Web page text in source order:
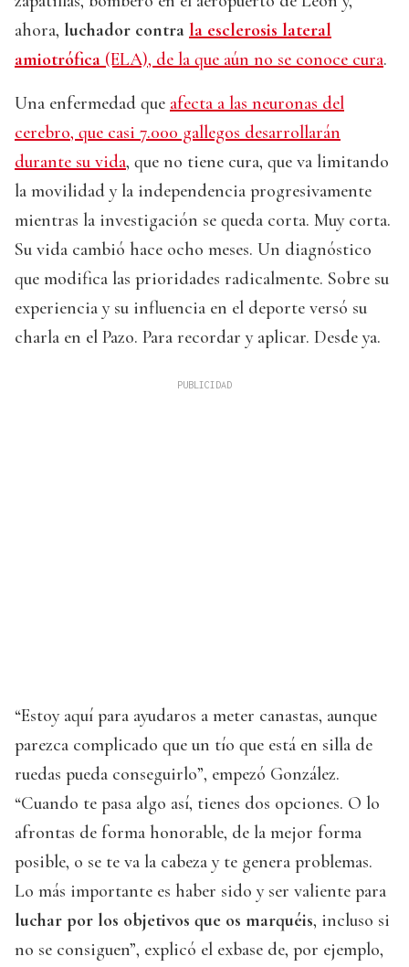
ahora, luchador contra la esclerosis lateral
amiotrófica (ELA), de la que aún no se conoce cura.
Una enfermedad que afecta a las neuronas del
cerebro, que casi 7.000 gallegos desarrollarán
durante su vida, que no tiene cura, que va limitando
la movilidad y la independencia progresivamente
mientras la investigación se queda corta. Muy corta.
Su vida cambió hace ocho meses. Un diagnóstico
que modifica las prioridades radicalmente. Sobre su
experiencia y su influencia en el deporte versó su
charla en el Pazo. Para recordar y aplicar. Desde ya.
“Estoy aquí para ayudaros a meter canastas, aunque
parezca complicado que un tío que está en silla de
ruedas pueda conseguirlo”, empezó González.
“Cuando te pasa algo así, tienes dos opciones. O lo
afrontas de forma honorable, de la mejor forma
posible, o se te va la cabeza y te genera problemas.
Lo más importante es haber sido y ser valiente para
luchar por los objetivos que os marquéis, incluso si
no se consiguen”, explicó el exbase de, por ejemplo,